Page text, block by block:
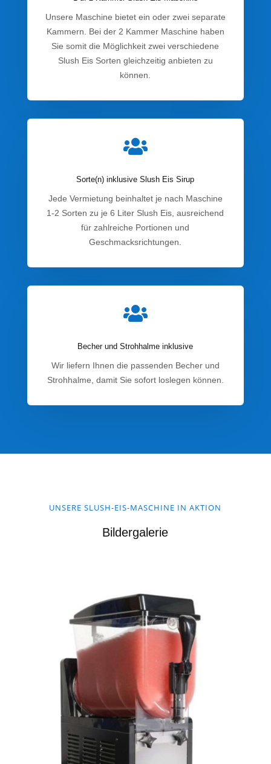
Unsere Maschine bietet ein oder zwei separate
Kammern. Bei der 2 Kammer Maschine haben
Sie somit die Möglichkeit zwei verschiedene
Slush Eis Sorten gleichzeitig anbieten zu
können.

Sorte(n) inklusive Slush Eis Sirup
Jede Vermietung beinhaltet je nach Maschine
1-2 Sorten zu je 6 Liter Slush Eis, ausreichend
für zahlreiche Portionen und
Geschmacksrichtungen.

Becher und Strohhalme inklusive
Wir liefern Ihnen die passenden Becher und
Strohhalme, damit Sie sofort loslegen können.
UNSERE SLUSH-EIS-MASCHINE IN AKTION
Bildergalerie